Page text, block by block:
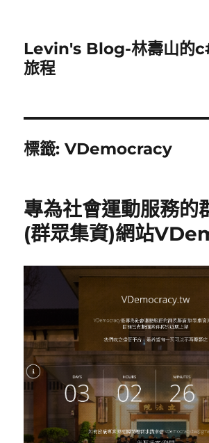
Levin's Blog-林壽山的
旅程
標籤:VDemocracy
專為社會運動服務的
(群眾集資)網站